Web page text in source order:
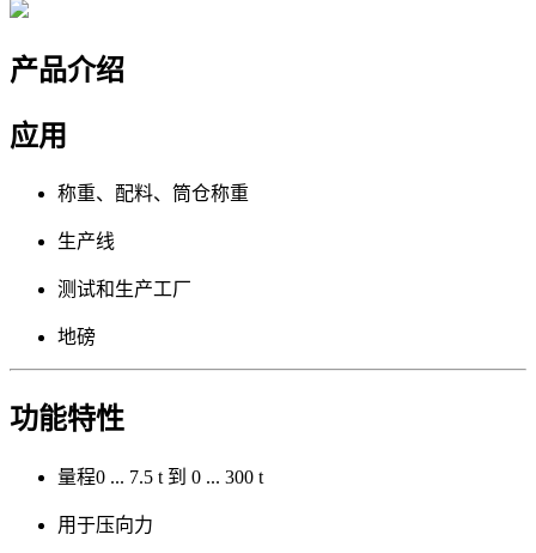
产品介绍
应用
称重、配料、筒仓称重
生产线
测试和生产工厂
地磅
功能特性
量程0 ... 7.5 t 到 0 ... 300 t
用于压向力